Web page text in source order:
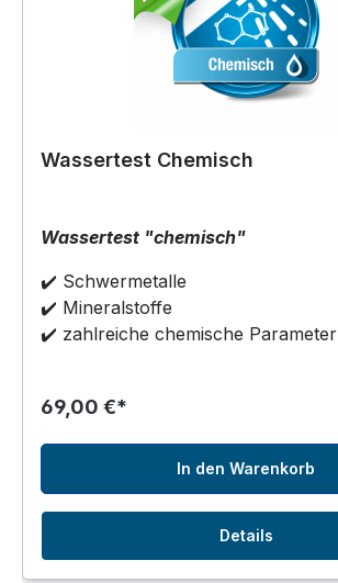
Wassertest Chemisch
Wassertest "chemisch"
✔️ Schwermetalle
✔️ Mineralstoffe
✔️ zahlreiche chemische Parameter
69,00 €*
In den Warenkorb
Details